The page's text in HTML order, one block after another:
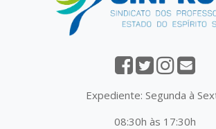
Expediente: Segunda à
08:30h às 17:30h